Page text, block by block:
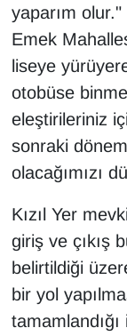
yaparım olur."
Emek
liseye
otobüse
eleştirileriniz
sonraki
olacağımızı
Kızıl Yer
giriş ve çıkış
belirtildiği
bir yol